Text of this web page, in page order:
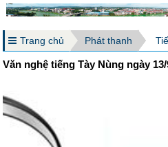
Trang chủ Phát thanh
Văn nghệ tiếng Tày Nùng ngày 13/